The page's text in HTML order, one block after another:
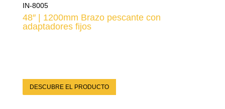
IN-8005
48″ | 1200mm Brazo pescante con
adaptadores fijos
DESCUBRE EL PRODUCTO